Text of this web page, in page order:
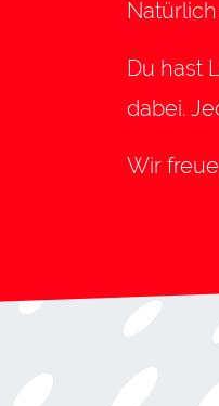
Du hast
dabei.
Wir